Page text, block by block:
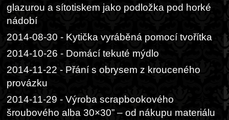
glazurou a sítotiskem jako podložka pod horké
nádobí
2014-08-30 - Kytička vyráběná pomocí tvořítka
2014-10-26 - Domácí tekuté mýdlo
2014-11-22 - Přání s obrysem z krouceného
provázku
2014-11-29 - Výroba scrapbookového
šroubového alba 30×30” – od nákupu materiálu